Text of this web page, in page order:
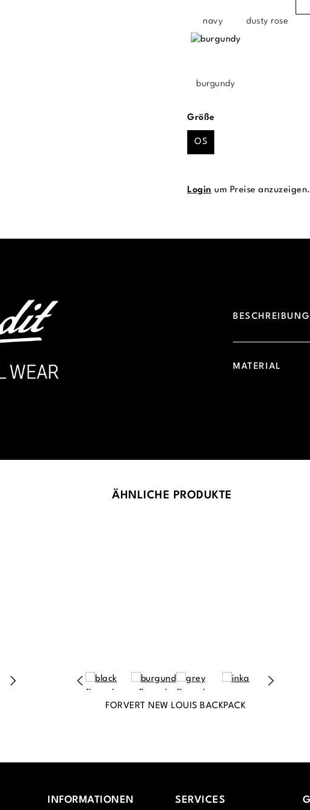
navy dusty rose
burgundy
Größeauswählen
OS
Login um Preise anzuzeigen.
BESCHREIBUNG
MATERIAL
ÄHNLICHE PRODUKTE
FORVERT NEW LOUIS BACKPACK
INFORMATIONEN SERVICES